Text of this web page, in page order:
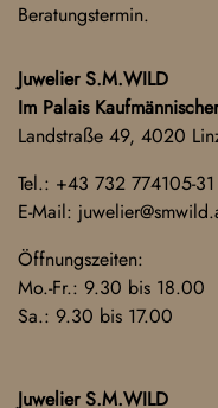
Beratungstermin.
Juwelier S.M.WILD
Im Palais
Landstraße 49, 4020
Tel.: +43 732 774105-31
E-Mail:
Öffnungszeiten:
Mo.-Fr.: 9.30 bis 18.00
Sa.: 9.30 bis 17.00
Juwelier S.M.WILD